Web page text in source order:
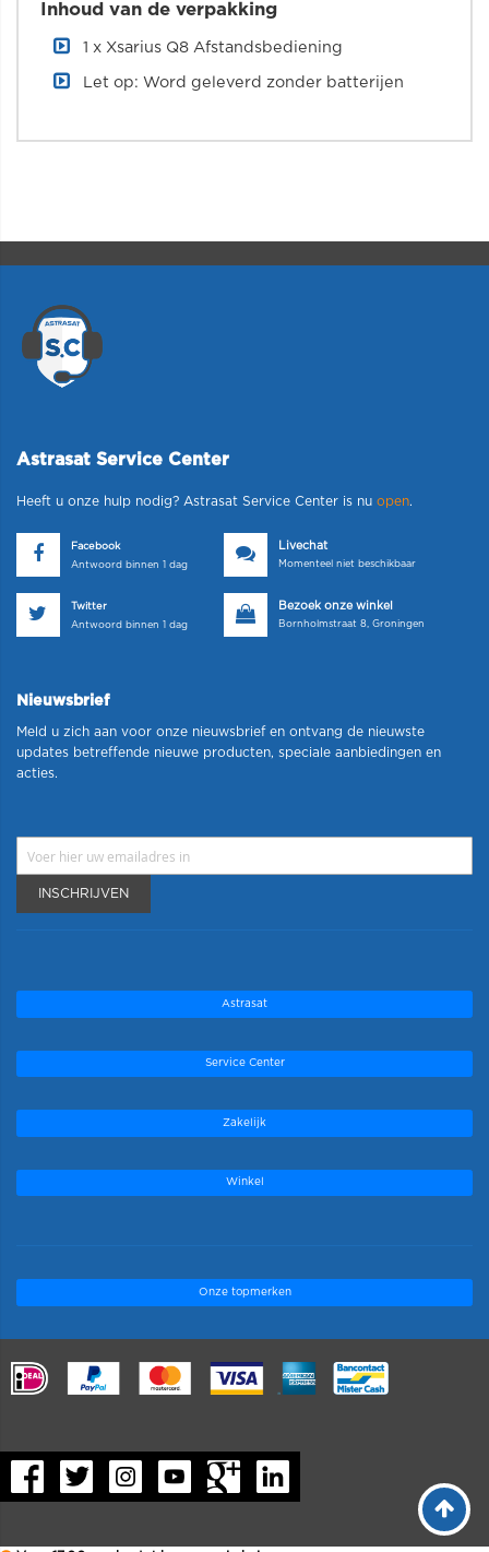
Inhoud van de verpakking
1 x Xsarius Q8 Afstandsbediening
Let op: Word geleverd zonder batterijen
Astrasat Service Center
Heeft u onze hulp nodig? Astrasat Service Center is nu open.
Facebook
Antwoord binnen 1 dag
Livechat
Momenteel niet beschikbaar
Twitter
Antwoord binnen 1 dag
Bezoek onze winkel
Bornholmstraat 8, Groningen
Nieuwsbrief
Meld u zich aan voor onze nieuwsbrief en ontvang de nieuwste
updates betreffende nieuwe producten, speciale aanbiedingen en
acties.
INSCHRIJVEN
Astrasat
Service Center
Zakelijk
Winkel
Onze topmerken
.